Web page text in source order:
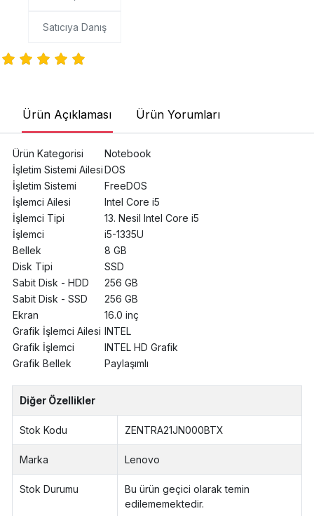
Satıcıya Danış
Ürün Açıklaması Ürün Yorumları
Ürün Kategorisi
Notebook
İşletim Sistemi AilesiDOS
İşletim Sistemi
FreeDOS
İşlemci Ailesi
Intel Core i5
İşlemci Tipi
13. Nesil Intel Core i5
İşlemci
i5-1335U
Bellek
8 GB
Disk Tipi
SSD
Sabit Disk - HDD
256 GB
Sabit Disk - SSD
256 GB
Ekran
16.0 inç
Grafik İşlemci Ailesi INTEL
Grafik İşlemci
INTEL HD Grafik
Grafik Bellek
Paylaşımlı
Diğer Özellikler
Stok Kodu ZENTRA21JN000BTX
Marka Lenovo
Stok Durumu
Bu ürün geçici olarak temin
edilememektedir.